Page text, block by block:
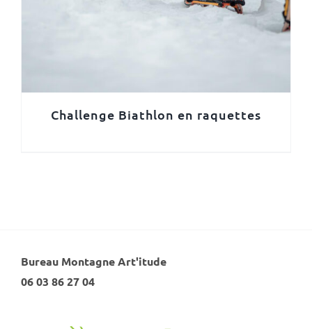
Challenge Biathlon en raquettes
Bureau Montagne Art'itude
06 03 86 27 04